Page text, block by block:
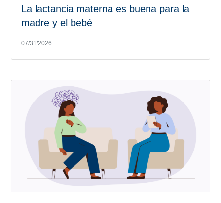
La lactancia materna es buena para la
madre y el bebé
07/31/2026